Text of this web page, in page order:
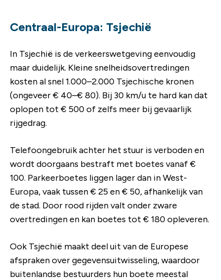
Centraal-Europa: Tsjechië
In Tsjechië is de verkeerswetgeving eenvoudig
maar duidelijk. Kleine snelheidsovertredingen
kosten al snel 1.000–2.000 Tsjechische kronen
(ongeveer € 40–€ 80). Bij 30 km/u te hard kan dat
oplopen tot € 500 of zelfs meer bij gevaarlijk
rijgedrag.
Telefoongebruik achter het stuur is verboden en
wordt doorgaans bestraft met boetes vanaf €
100. Parkeerboetes liggen lager dan in West-
Europa, vaak tussen € 25 en € 50, afhankelijk van
de stad. Door rood rijden valt onder zware
overtredingen en kan boetes tot € 180 opleveren.
Ook Tsjechië maakt deel uit van de Europese
afspraken over gegevensuitwisseling, waardoor
buitenlandse bestuurders hun boete meestal